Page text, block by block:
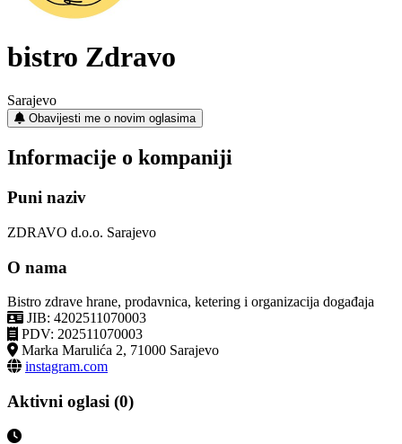
bistro Zdravo
Sarajevo
Obavijesti me o novim oglasima
Informacije o kompaniji
Puni naziv
ZDRAVO d.o.o. Sarajevo
O nama
Bistro zdrave hrane, prodavnica, ketering i organizacija događaja
JIB: 4202511070003
PDV: 202511070003
Marka Marulića 2, 71000 Sarajevo
instagram.com
Aktivni oglasi (0)